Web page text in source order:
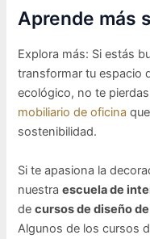
Aprende más
Explora más: Si estás
transformar tu espacio
ecológico, no te
mobiliario de oficina
sostenibilidad.
Si te apasiona la
nuestraescuela de
decursos de diseño
Algunos de los cursos